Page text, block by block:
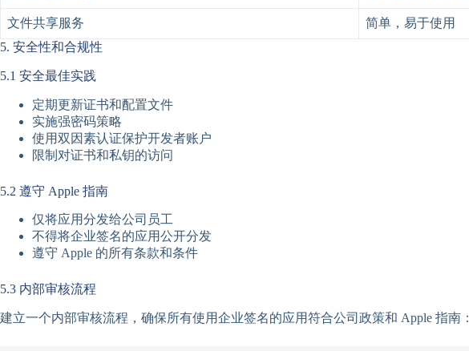
文件共享服务 简单，易于使用
5. 安全性和合规性
5.1 安全最佳实践
定期更新证书和配置文件
实施强密码策略
使用双因素认证保护开发者账户
限制对证书和私钥的访问
5.2 遵守 Apple 指南
仅将应用分发给公司员工
不得将企业签名的应用公开分发
遵守 Apple 的所有条款和条件
5.3 内部审核流程
建立一个内部审核流程，确保所有使用企业签名的应用符合公司政策和 Apple 指南：